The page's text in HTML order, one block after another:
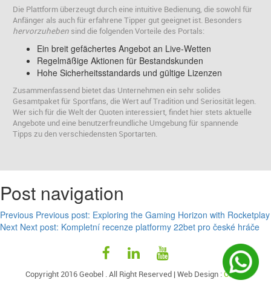
Die Plattform überzeugt durch eine intuitive Bedienung, die sowohl für
Anfänger als auch für erfahrene Tipper gut geeignet ist. Besonders
hervorzuheben sind die folgenden Vorteile des Portals:
Ein breit gefächertes Angebot an Live-Wetten
Regelmäßige Aktionen für Bestandskunden
Hohe Sicherheitsstandards und gültige Lizenzen
Zusammenfassend bietet das Unternehmen ein sehr solides
Gesamtpaket für Sportfans, die Wert auf Tradition und Seriosität legen.
Wer sich für die Welt der Quoten interessiert, findet hier stets aktuelle
Angebote und eine benutzerfreundliche Umgebung für spannende
Tipps zu den verschiedensten Sportarten.
Post navigation
Previous Previous post: Exploring the Gaming Horizon with Rocketplay
Next Next post: Kompletní recenze platformy 22bet pro české hráče
Copyright 2016 Geobel . All Right Reserved |Web Design :Code9